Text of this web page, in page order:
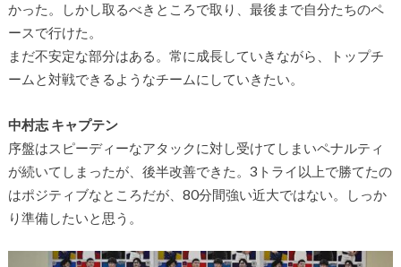
かった。しかし取るべきところで取り、最後まで自分たちのペ
ースで行けた。
まだ不安定な部分はある。常に成長していきながら、トップチ
ームと対戦できるようなチームにしていきたい。
中村志 キャプテン
序盤はスピーディーなアタックに対し受けてしまいペナルティ
が続いてしまったが、後半改善できた。3トライ以上で勝てたの
はポジティブなところだが、80分間強い近大ではない。しっか
り準備したいと思う。